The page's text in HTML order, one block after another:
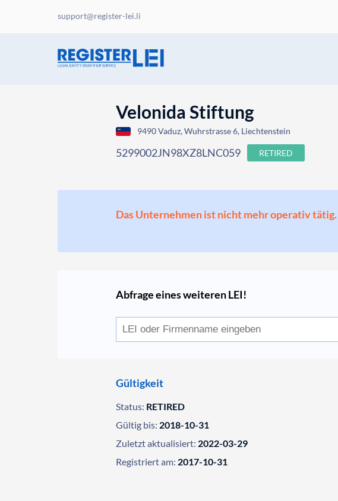
support@register-lei.li
Velonida Stiftung
9490 Vaduz, Wuhrstrasse 6, Liechtenstein
5299002JN98XZ8LNC059 RETIRED
Das Unternehmen ist nicht mehr operativ
Abfrage eines weiteren LEI!
Gültigkeit
Status: RETIRED
Gültig bis: 2018-10-31
Zuletzt aktualisiert: 2022-03-29
Registriert am: 2017-10-31